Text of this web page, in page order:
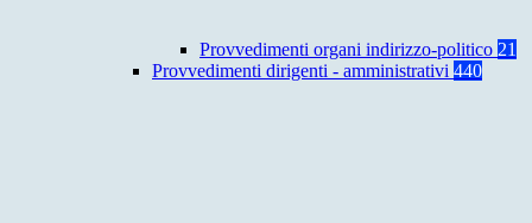
Provvedimenti organi indirizzo-politico 21
Provvedimenti dirigenti - amministrativi 440